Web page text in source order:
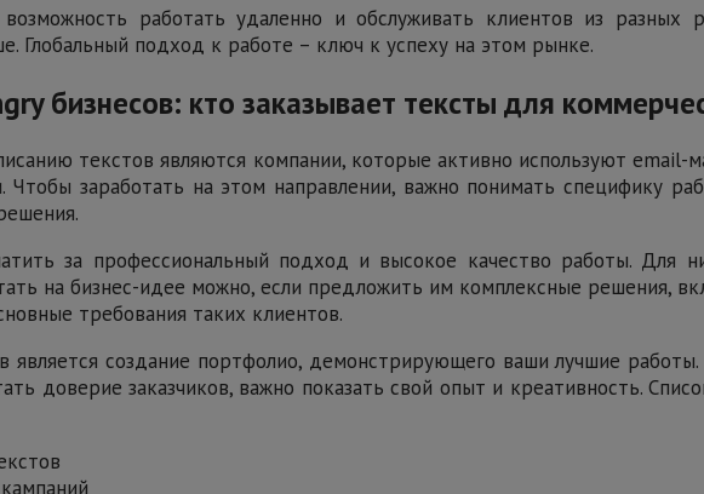
работать удаленно и обслуживать клиентов из разных
Глобальный подход к работе – ключ к успеху на этом рынке.
бизнесов: кто заказывает тексты для
текстов являются компании, которые активно используют email-
заработать на этом направлении, важно понимать специфику
за профессиональный подход и высокое качество работы. Для
на бизнес-идее можно, если предложить им комплексные решения,
требования таких клиентов.
является создание портфолио, демонстрирующего ваши лучшие
доверие заказчиков, важно показать свой опыт и креативность.